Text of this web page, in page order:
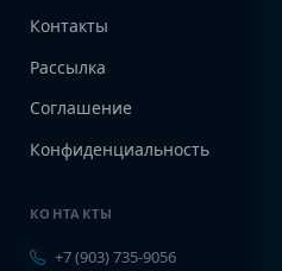
Контакты
Рассылка
Соглашение
Конфиденциальность
КОНТАКТЫ
+7 (903) 735-9056